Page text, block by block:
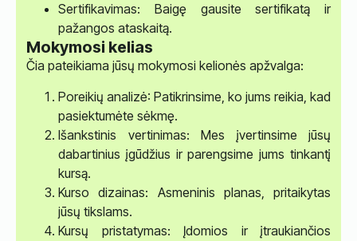
Sertifikavimas: Baigę gausite sertifikatą ir
pažangos ataskaitą.
Mokymosi kelias
Čia pateikiama jūsų mokymosi kelionės apžvalga:
Poreikių analizė: Patikrinsime, ko jums reikia, kad
pasiektumėte sėkmę.
Išankstinis vertinimas: Mes įvertinsime jūsų
dabartinius įgūdžius ir parengsime jums tinkantį
kursą.
Kurso dizainas: Asmeninis planas, pritaikytas
jūsų tikslams.
Kursų pristatymas: Įdomios ir įtraukiančios